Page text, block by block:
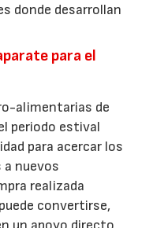
donde desarrollan
para el
alimentarias de
periodo estival
para acercar los
nuevos
realizada
convertirse,